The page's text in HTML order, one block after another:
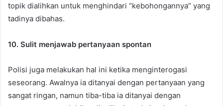
topik dialihkan untuk menghindari “kebohongannya” yang
tadinya dibahas.
10. Sulit menjawab pertanyaan spontan
Polisi juga melakukan hal ini ketika menginterogasi
seseorang. Awalnya ia ditanyai dengan pertanyaan yang
sangat ringan, namun tiba-tiba ia ditanyai dengan